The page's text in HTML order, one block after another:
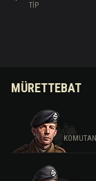
TIP
MÜRETTEBAT
KOMUTAN